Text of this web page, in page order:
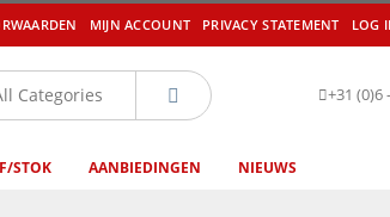
MIJN ACCOUNT PRIVACY STATEMENT LOG
+31 (0)6
STOK AANBIEDINGEN NIEUWS